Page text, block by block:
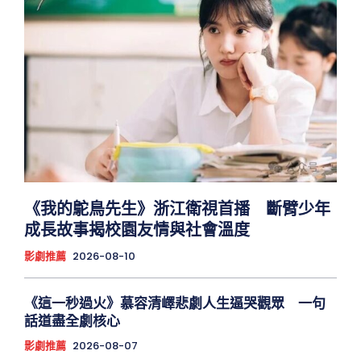
《我的鴕鳥先生》浙江衛視首播 斷臂少年
成長故事揭校園友情與社會溫度
影劇推薦 2026-08-10
《這一秒過火》慕容清嶧悲劇人生逼哭觀眾 一句
話道盡全劇核心
影劇推薦 2026-08-07